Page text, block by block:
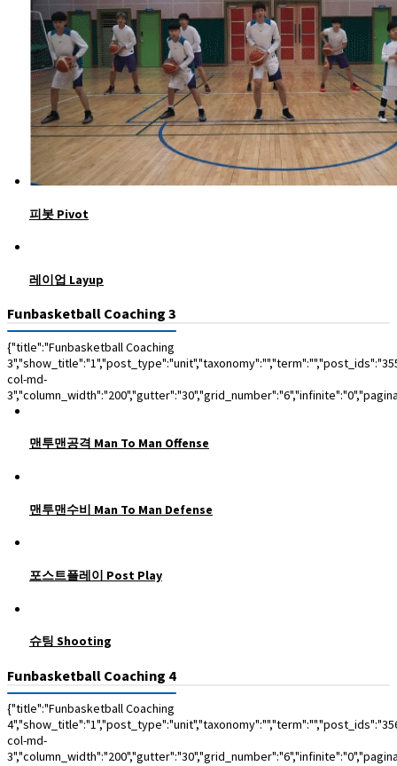
피봇 Pivot
레이업 Layup
Funbasketball Coaching 3
{"title":"Funbasketball Coaching
col-md-
맨투맨공격 Man To Man Offense
맨투맨수비 Man To Man Defense
포스트플레이 Post Play
슈팅 Shooting
Funbasketball Coaching 4
{"title":"Funbasketball Coaching
col-md-